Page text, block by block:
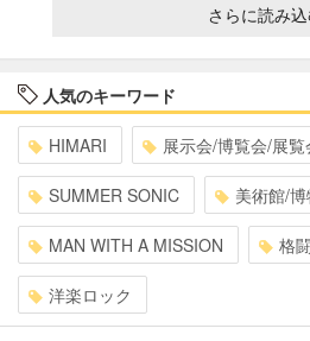
さらに読み
人気のキーワード
HIMARI 展示会/博覧会/展覧
SUMMER SONIC 美術館/
MAN WITH A MISSION 格
洋楽ロック